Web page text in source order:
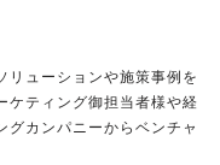
リューションや施策事例を
ケティング御担当者様や経
グカンパニーからベンチャ